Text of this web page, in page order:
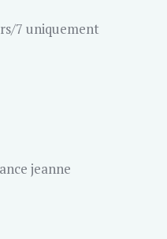
7 uniquement
jeanne